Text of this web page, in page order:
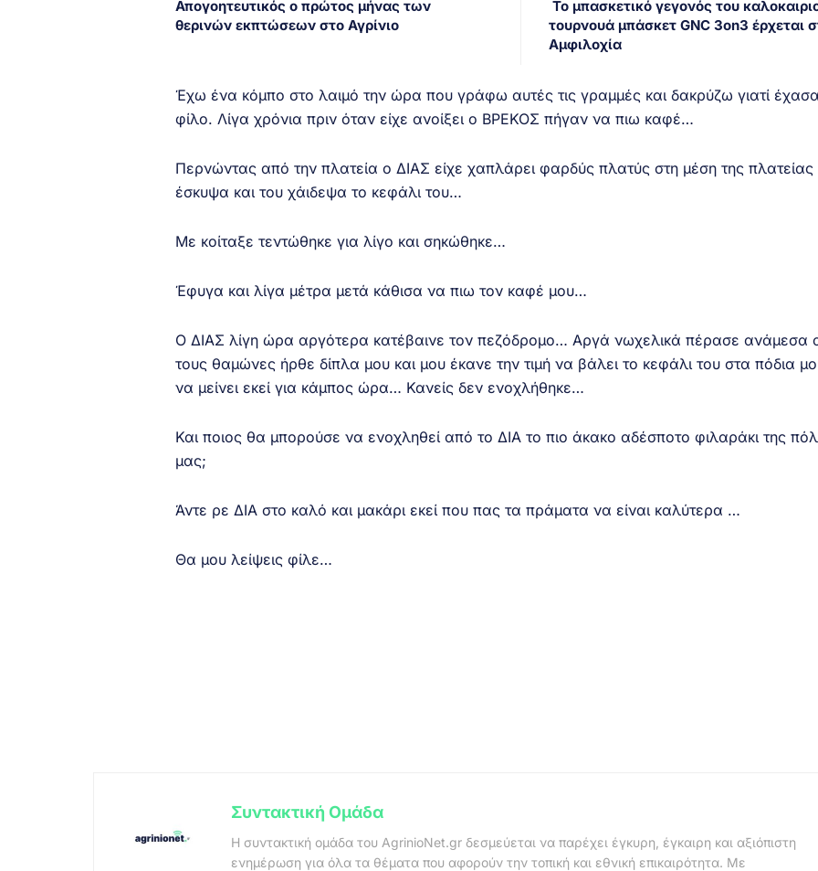
Απογοητευτικός ο πρώτος μήνας των
θερινών εκπτώσεων στο Αγρίνιο
Το μπασκετικό γεγονός του
τουρνουά μπάσκετ GNC 3on3 έρχεται
Αμφιλοχία
Έχω ένα κόμπο στο λαιμό την ώρα που γράφω αυτές τις γραμμές και δακρύζω γιατί
φίλο. Λίγα χρόνια πριν όταν είχε ανοίξει ο ΒΡΕΚΟΣ πήγαν να πιω καφέ…
Περνώντας από την πλατεία ο ΔΙΑΣ είχε χαπλάρει φαρδύς πλατύς στη μέση της πλατείας
έσκυψα και του χάιδεψα το κεφάλι του…
Με κοίταξε τεντώθηκε για λίγο και σηκώθηκε…
Έφυγα και λίγα μέτρα μετά κάθισα να πιω τον καφέ μου…
Ο ΔΙΑΣ λίγη ώρα αργότερα κατέβαινε τον πεζόδρομο… Αργά νωχελικά πέρασε ανάμεσα
τους θαμώνες ήρθε δίπλα μου και μου έκανε την τιμή να βάλει το κεφάλι του στα πόδια
να μείνει εκεί για κάμπος ώρα… Κανείς δεν ενοχλήθηκε…
Και ποιος θα μπορούσε να ενοχληθεί από το ΔΙΑ το πιο άκακο αδέσποτο φιλαράκι της
μας;
Άντε ρε ΔΙΑ στο καλό και μακάρι εκεί που πας τα πράματα να είναι καλύτερα …
Θα μου λείψεις φίλε…
Συντακτική Ομάδα
Η συντακτική ομάδα του AgrinioNet.gr δεσμεύεται να παρέχει έγκυρη, έγκαιρη και αξιόπιστη
ενημέρωση για όλα τα θέματα που αφορούν την τοπική και εθνική επικαιρότητα. Με